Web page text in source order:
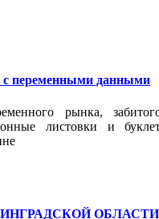
с переменными данными
рынка,
листовки и
ОБЛАСТИ